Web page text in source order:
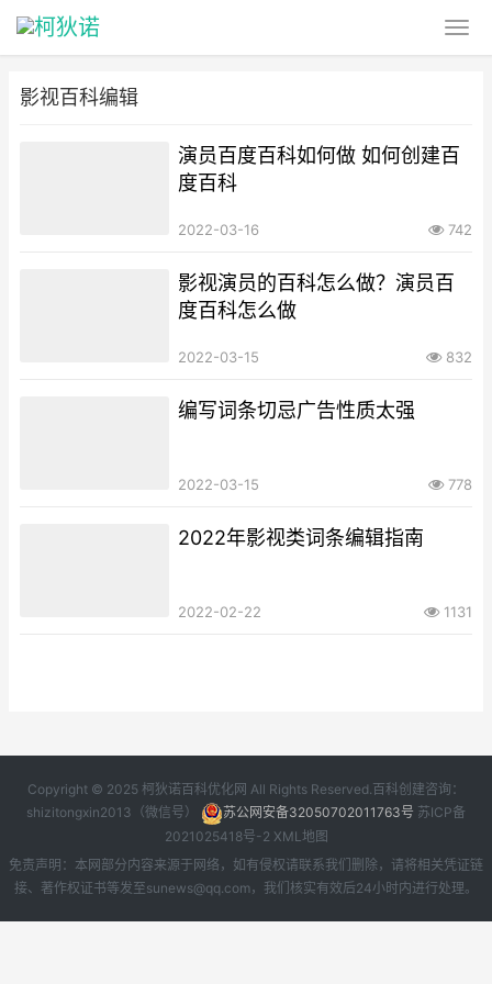
影视百科编辑
演员百度百科如何做 如何创建百
度百科
2022-03-16 742
影视演员的百科怎么做？演员百
度百科怎么做
2022-03-15 832
编写词条切忌广告性质太强
2022-03-15 778
2022年影视类词条编辑指南
2022-02-22 1131
Copyright © 2025 柯狄诺百科优化网 All Rights Reserved.百科创建咨询：
shizitongxin2013（微信号）
苏公网安备32050702011763号 苏ICP备
2021025418号-2 XML地图
免责声明：本网部分内容来源于网络，如有侵权请联系我们删除，请将相关凭证链
接、著作权证书等发至sunews@qq.com，我们核实有效后24小时内进行处理。